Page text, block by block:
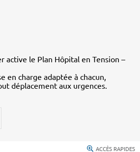
active le Plan Hôpital en Tension –
en charge adaptée à chacun,
déplacement aux urgences.
ACCÈS RAPIDES